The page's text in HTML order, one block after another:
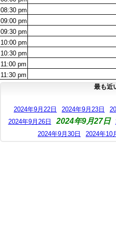
08:30 pm
09:00 pm
09:30 pm
10:00 pm
10:30 pm
11:00 pm
11:30 pm
最も近
2024年9月22日 2024年9月23日
2024年9月26日
2024年9月27日
2024年9月30日
2024年10